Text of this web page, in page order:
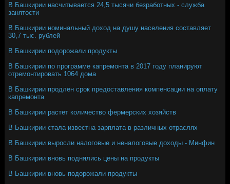
В Башкирии насчитывается 24,5 тысячи безработных - служба
занятости
В Башкирии номинальный доход на душу населения составляет
30,7 тыс. рублей
В Башкирии подорожали продукты
В Башкирии по программе капремонта в 2017 году планируют
отремонтировать 1064 дома
В Башкирии продлен срок предоставления компенсации на оплату
капремонта
В Башкирии растет количество фермерских хозяйств
В Башкирии стала известна зарплата в различных отраслях
В Башкирии выросли налоговые и неналоговые доходы - Минфин
В Башкирии вновь поднялись цены на продукты
В Башкирии вновь подорожали продукты